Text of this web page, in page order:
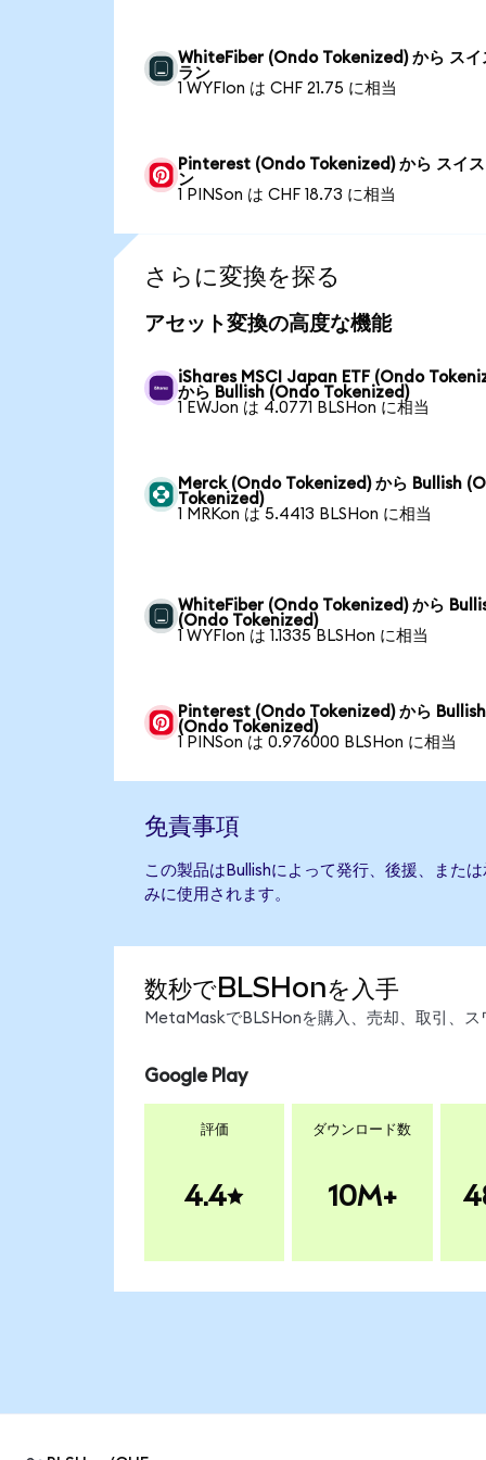
WhiteFiber (Ondo Tokenized) から スイ
ラン
1 WYFIon は CHF 21.75 に相当
Pinterest (Ondo Tokenized) から スイ
ン
1 PINSon は CHF 18.73 に相当
さらに変換を探る
アセット変換の高度な機能
iShares MSCI Japan ETF (Ondo
から Bullish (Ondo Tokenized)
1 EWJon は 4.0771 BLSHon に相当
Merck (Ondo Tokenized) から Bullish
Tokenized)
1 MRKon は 5.4413 BLSHon に相当
WhiteFiber (Ondo Tokenized) から
(Ondo Tokenized)
1 WYFIon は 1.1335 BLSHon に相当
Pinterest (Ondo Tokenized) から Bullish
(Ondo Tokenized)
1 PINSon は 0.976000 BLSHon に相当
免責事項
この製品はBullishによって発行、後援、また
みに使用されます。
数秒でBLSHonを入手
MetaMaskでBLSHonを購入、売却、取引、
Google Play
評価
4.4
ダウンロード数
10M+